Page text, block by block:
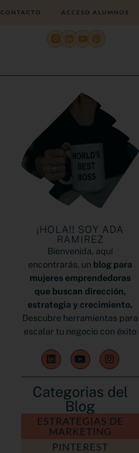
CONTACTO ACCESO ALUMNOS
¡HOLA!! SOY ADA
RAMIREZ
Bienvenida, aquí
encontrarás, un blog para
mujeres emprendedoras
que buscan dirección,
estrategia y crecimiento.
Descubre herramientas para
escalar tu negocio con éxito
Categorias del
Blog
ESTRATEGIAS DE
MARKETING
PINTEREST